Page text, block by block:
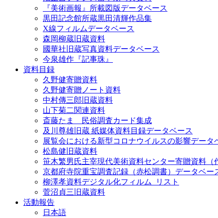
『美術画報』所載図版データベース
黒田記念館所蔵黒田清輝作品集
X線フィルムデータベース
森岡柳蔵旧蔵資料
國華社旧蔵写真資料データベース
今泉雄作『記事珠』
資料目録
久野健寄贈資料
久野健寄贈ノート資料
中村傳三郎旧蔵資料
山下菊二関連資料
斎藤たま 民俗調査カード集成
及川尊雄旧蔵 紙媒体資料目録データベース
展覧会における新型コロナウイルスの影響データ
松島健旧蔵資料
笹木繁男氏主宰現代美術資料センター寄贈資料（
京都府寺院重宝調査記録（赤松調書）データベー
柳澤孝資料デジタル化フィルム_リスト
菅沼貞三旧蔵資料
活動報告
日本語